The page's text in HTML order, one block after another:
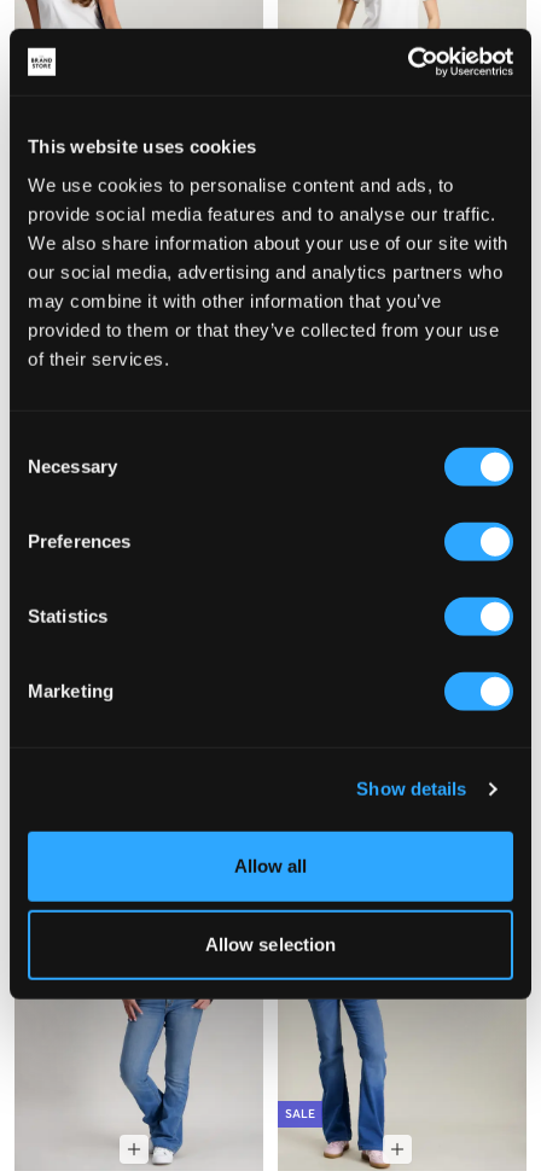
This website uses cookies
We use cookies to personalise content and ads, to
provide social media features and to analyse our traffic.
We also share information about your use of our site with
our social media, advertising and analytics partners who
may combine it with other information that you’ve
provided to them or that they’ve collected from your use
of their services.
Selection
Necessary
Preferences
Statistics
Marketing
Show details
Allow all
Allow selection
EVERYDAY FLARE JEANS
39 €
RYVLS
L/W DESTROY JEANS
49 €
SALE